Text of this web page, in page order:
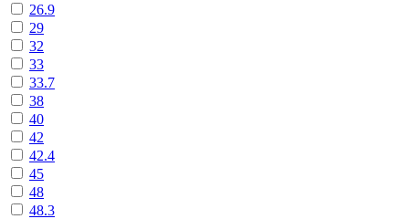
26.9
29
32
33
33.7
38
40
42
42.4
45
48
48.3